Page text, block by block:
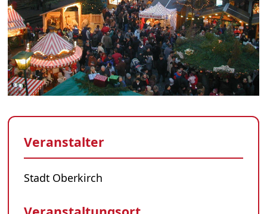
Veranstalter
Stadt Oberkirch